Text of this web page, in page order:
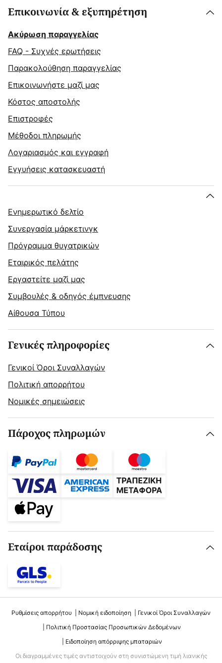
Επικοινωνία & εξυπηρέτηση
Ακύρωση παραγγελίας
FAQ - Συχνές ερωτήσεις
Παρακολούθηση παραγγελίας
Επικοινωνήστε μαζί μας
Κόστος αποστολής
Επιστροφές
Μέθοδοι πληρωμής
Λογαριασμός και εγγραφή
Εγγυήσεις κατασκευαστή
Ενημερωτικό δελτίο
Συνεργασία μάρκετινγκ
Πρόγραμμα θυγατρικών
Εταιρικός πελάτης
Εργαστείτε μαζί μας
Συμβουλές & οδηγός έμπνευσης
Αίθουσα Τύπου
Γενικές πληροφορίες
Γενικοί Όροι Συναλλαγών
Πολιτική απορρήτου
Νομικές σημειώσεις
Πάροχος πληρωμών
Εταίροι παράδοσης
Ρυθμίσεις απορρήτου Νομική ειδοποίηση
Γενικοί Όροι Συναλλαγών
Πολιτική Προστασίας Προσωπικών Δεδομένων
Ειδοποίηση απόρριψης μπαταριών
Οι διαγραμμένες τιμές αντιστοιχούν στη συνιστώμενη τιμή λιανικής